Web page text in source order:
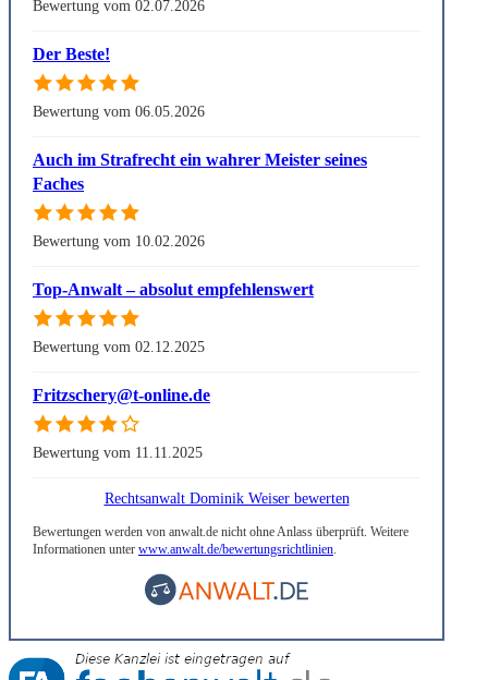
Bewertung vom 02.07.2026
Der Beste!
Bewertung vom 06.05.2026
Auch im Strafrecht ein wahrer Meister seines
Faches
Bewertung vom 10.02.2026
Top-Anwalt – absolut empfehlenswert
Bewertung vom 02.12.2025
Fritzschery@t-online.de
Bewertung vom 11.11.2025
Rechtsanwalt Dominik Weiser bewerten
Bewertungen werden von anwalt.de nicht ohne Anlass überprüft. Weitere
Informationen unter www.anwalt.de/bewertungsrichtlinien.